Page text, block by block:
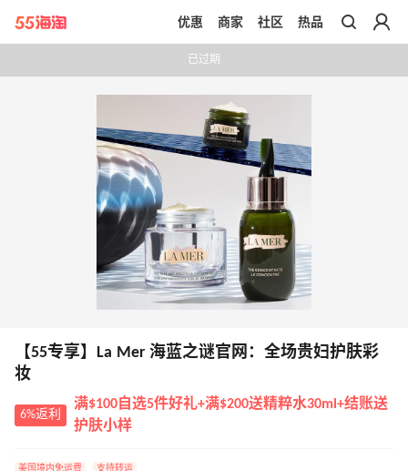
带你去官网买正品
优惠 商家 社区 热品
已过期
【55专享】La Mer 海蓝之谜官网：全场贵妇护肤彩
妆
6%返利
满$100自选5件好礼+满$200送精粹水30ml+结账送
护肤小样
美国境内免运费 支持转运